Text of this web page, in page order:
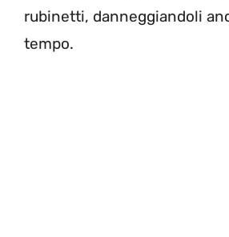
rubinetti, danneggiandoli
tempo.